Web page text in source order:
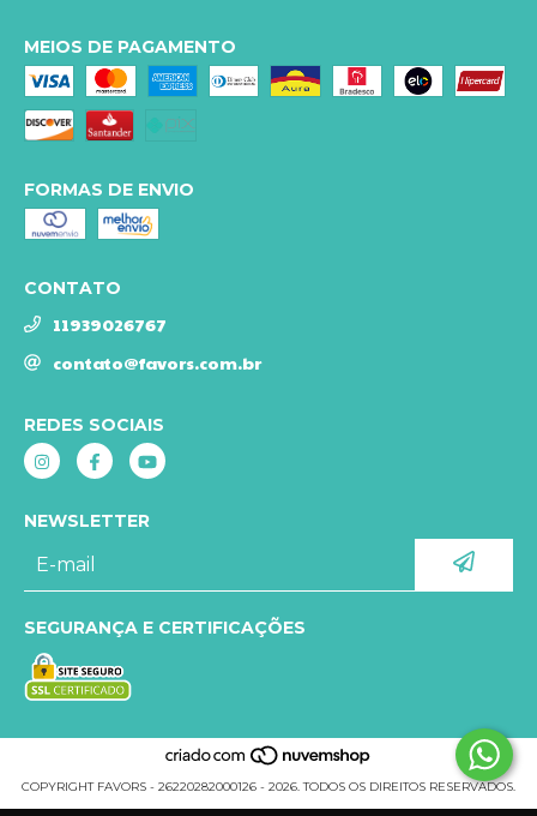
MEIOS DE PAGAMENTO
FORMAS DE ENVIO
CONTATO
11939026767
contato@favors.com.br
REDES SOCIAIS
NEWSLETTER
SEGURANÇA E CERTIFICAÇÕES
COPYRIGHT FAVORS - 26220282000126 - 2026. TODOS OS DIREITOS RESERVADOS.